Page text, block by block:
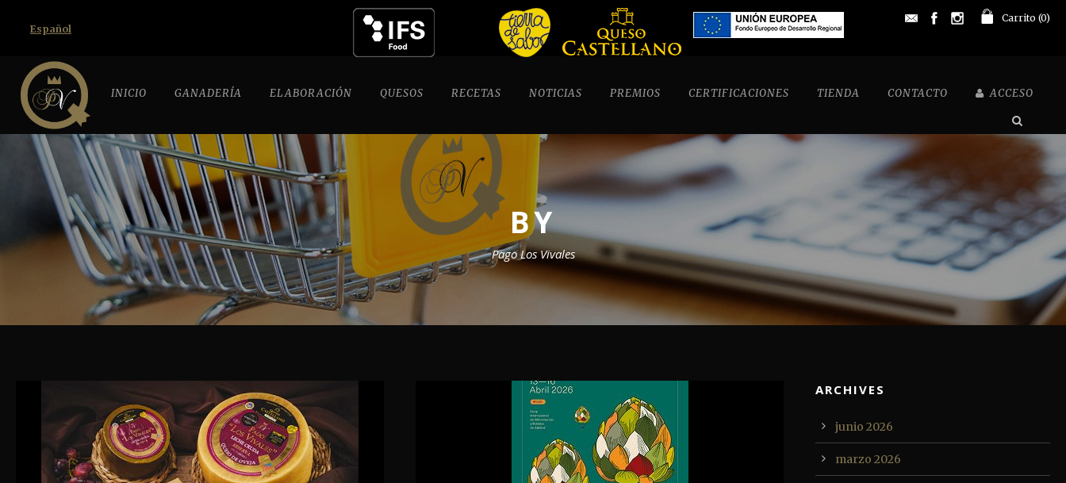
Español
Carrito (0)
INICIO GANADERÍA ELABORACIÓN QUESOS RECETAS NOTICIAS PREMIOS CERTIFICACIONES TIENDA CONTACTO ACCESO
BY
Pago Los Vivales
ARCHIVES
junio 2026
marzo 2026